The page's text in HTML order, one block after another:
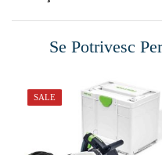
Se Potrivesc
SALE